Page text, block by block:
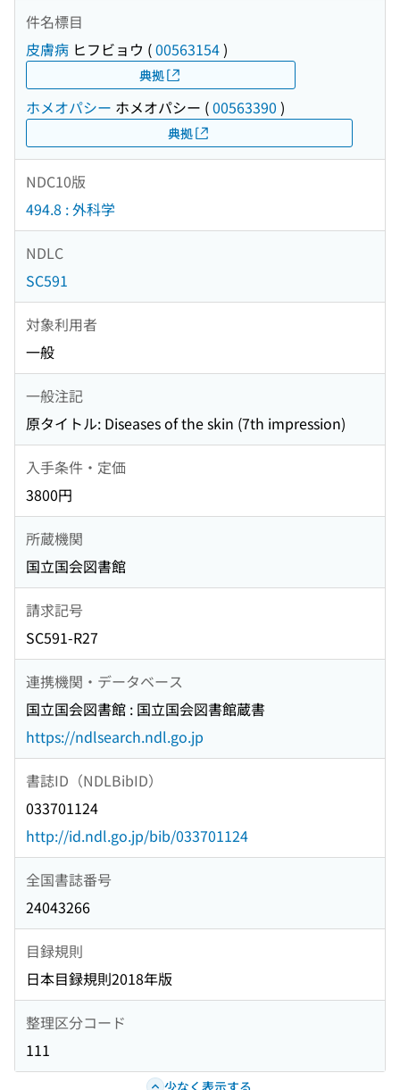
件名標目
皮膚病 ヒフビョウ (00563154)
典拠
ホメオパシー ホメオパシー (00563390 )
典拠
NDC10版
494.8 : 外科学
NDLC
SC591
対象利用者
一般
一般注記
原タイトル: Diseases of the skin (7th impression)
入手条件・定価
3800円
所蔵機関
国立国会図書館
請求記号
SC591-R27
連携機関・データベース
国立国会図書館 : 国立国会図書館蔵書
https://ndlsearch.ndl.go.jp
書誌ID（NDLBibID）
033701124
http://id.ndl.go.jp/bib/033701124
全国書誌番号
24043266
目録規則
日本目録規則2018年版
整理区分コード
111
少なく表示する